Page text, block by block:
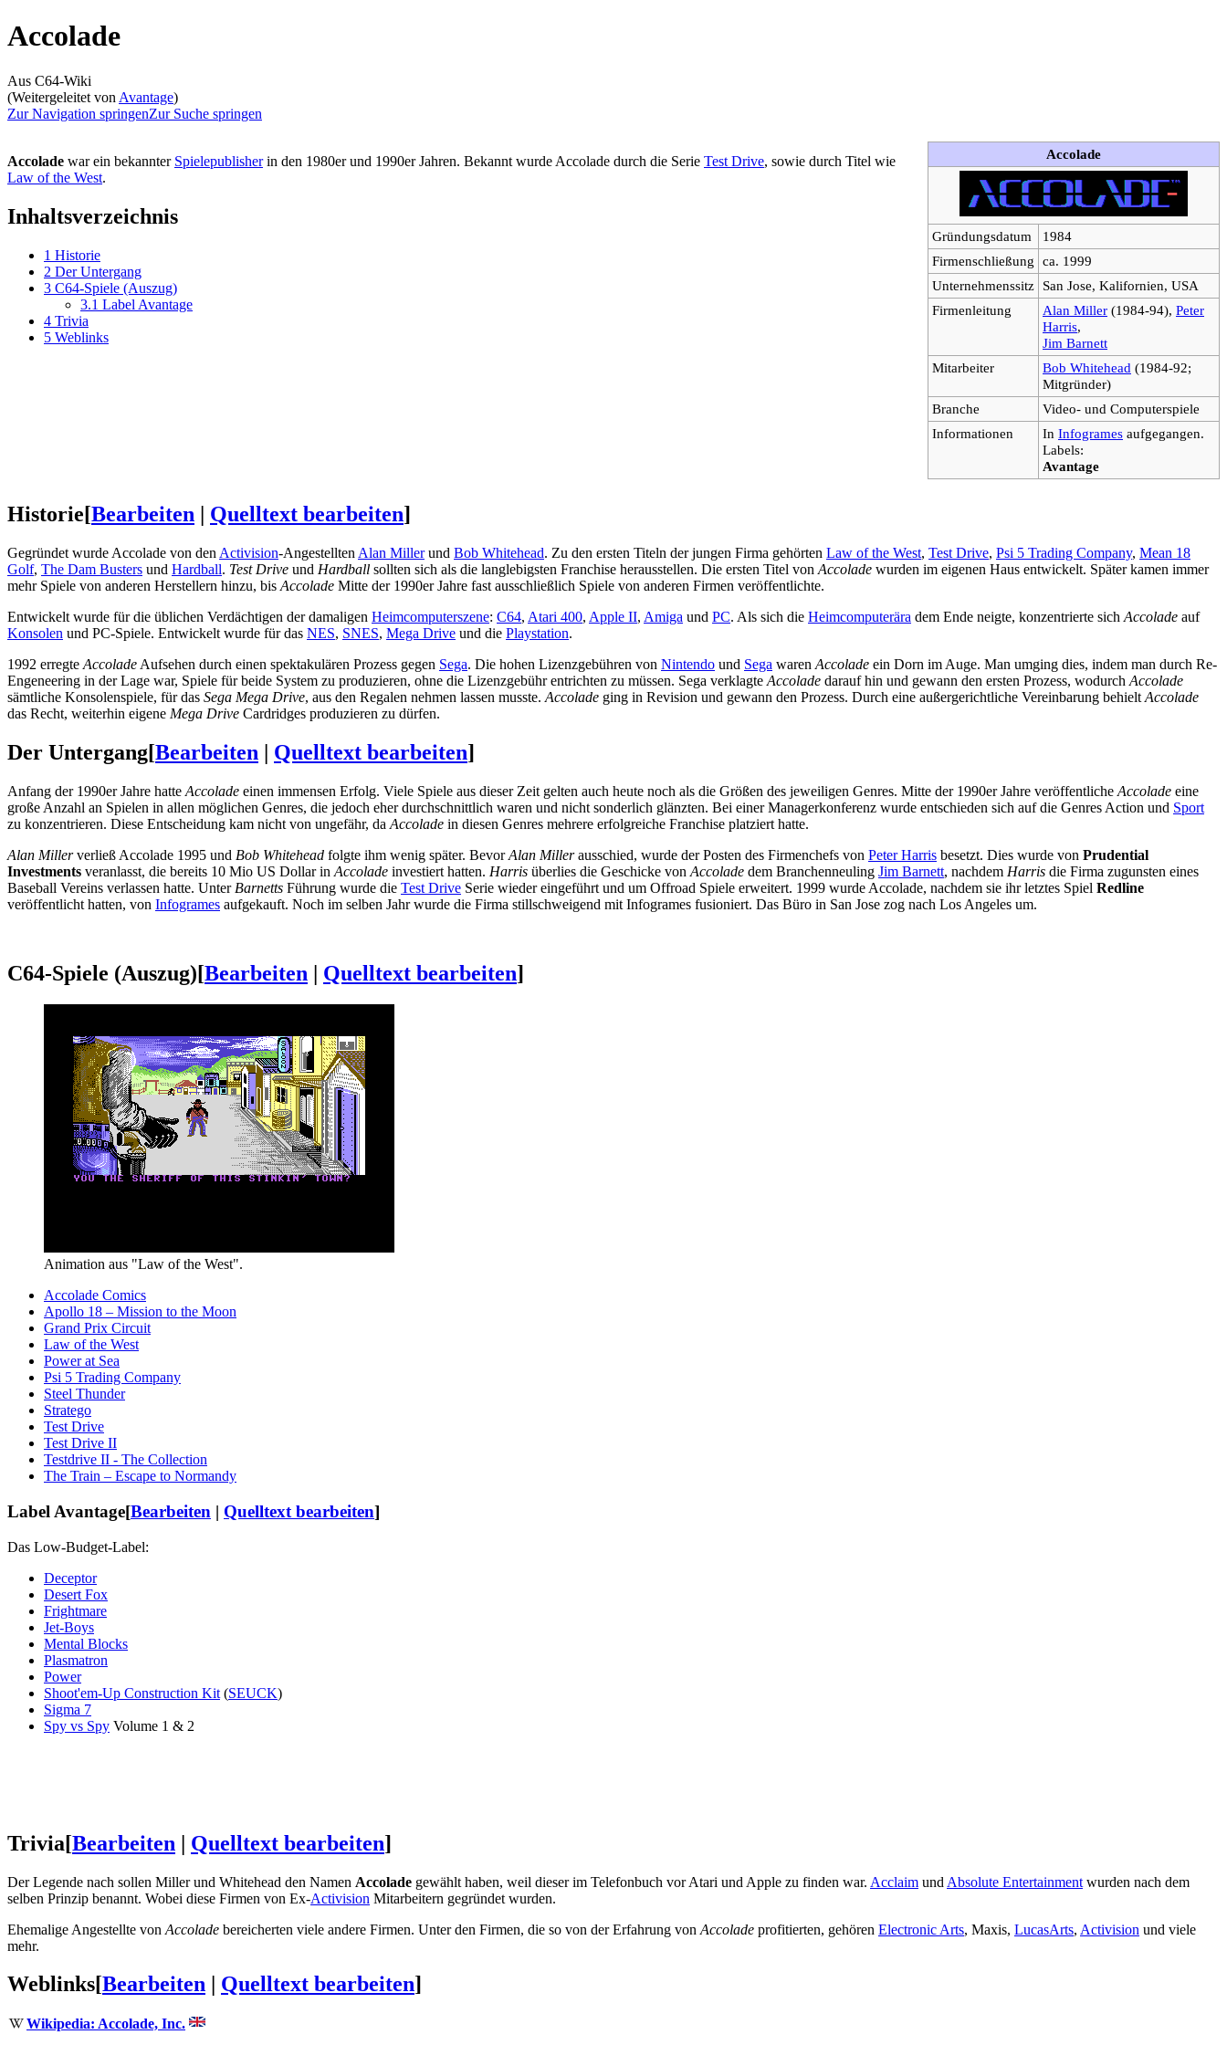
Accolade
Aus C64-Wiki
(Weitergeleitet von Avantage)
Zur Navigation springenZur Suche springen
Accolade
Gründungsdatum
1984
Firmenschließung ca. 1999
Unternehmenssitz San Jose, Kalifornien, USA
Firmenleitung
Alan Miller (1984-94), Peter
Harris,
Jim Barnett
Mitarbeiter
Bob Whitehead (1984-92;
Mitgründer)
Branche
Video- und Computerspiele
Informationen
In Infogrames aufgegangen.
Labels:
Avantage
Accolade war ein bekannter Spielepublisherin den 1980er und 1990er Jahren. Bekannt wurde Accolade durch die Serie Test Drive, sowie durch Titel wie
Law of the West.
Inhaltsverzeichnis
1 Historie
2 Der Untergang
3 C64-Spiele (Auszug)
3.1 Label Avantage
4 Trivia
5 Weblinks
Historie[Bearbeiten | Quelltext bearbeiten]
Gegründet wurde Accolade von den Activision-Angestellten Alan Millerund Bob Whitehead. Zu den ersten Titeln der jungen Firma gehörten Law of the West, Test Drive, Psi 5 Trading Company, Mean 18
Golf, The Dam Busters und Hardball. Test Drive und Hardball sollten sich als die langlebigsten Franchise herausstellen. Die ersten Titel von Accolade wurden im eigenen Haus entwickelt. Später kamen immer
mehr Spiele von anderen Herstellern hinzu, bis Accolade Mitte der 1990er Jahre fast ausschließlich Spiele von anderen Firmen veröffentlichte.
Entwickelt wurde für die üblichen Verdächtigen der damaligen Heimcomputerszene: C64, Atari 400, Apple II, Amiga und PC. Als sich die Heimcomputerära dem Ende neigte, konzentrierte sich Accolade auf
Konsolen und PC-Spiele. Entwickelt wurde für das NES, SNES, Mega Drive und die Playstation.
1992 erregte Accolade Aufsehen durch einen spektakulären Prozess gegen Sega. Die hohen Lizenzgebühren von Nintendo und Sega waren Accolade ein Dorn im Auge. Man umging dies, indem man durch Re-
Engeneering in der Lage war, Spiele für beide System zu produzieren, ohne die Lizenzgebühr entrichten zu müssen. Sega verklagte Accolade darauf hin und gewann den ersten Prozess, wodurch Accolade
sämtliche Konsolenspiele, für das Sega Mega Drive, aus den Regalen nehmen lassen musste. Accolade ging in Revision und gewann den Prozess. Durch eine außergerichtliche Vereinbarung behielt Accolade
das Recht, weiterhin eigene Mega Drive Cardridges produzieren zu dürfen.
Der Untergang[Bearbeiten | Quelltext bearbeiten]
Anfang der 1990er Jahre hatte Accolade einen immensen Erfolg. Viele Spiele aus dieser Zeit gelten auch heute noch als die Größen des jeweiligen Genres. Mitte der 1990er Jahre veröffentliche Accolade eine
große Anzahl an Spielen in allen möglichen Genres, die jedoch eher durchschnittlich waren und nicht sonderlich glänzten. Bei einer Managerkonferenz wurde entschieden sich auf die Genres Action und Sport
zu konzentrieren. Diese Entscheidung kam nicht von ungefähr, da Accolade in diesen Genres mehrere erfolgreiche Franchise platziert hatte.
Alan Millerverließ Accolade 1995 und Bob Whitehead folgte ihm wenig später. BevorAlan Millerausschied, wurde der Posten des Firmenchefs von Peter Harris besetzt. Dies wurde von Prudential
Investments veranlasst, die bereits 10 Mio US Dollar in Accolade investiert hatten. Harris überlies die Geschicke von Accolade dem Branchenneuling Jim Barnett, nachdem Harris die Firma zugunsten eines
Baseball Vereins verlassen hatte. Unter Barnetts Führung wurde die Test Drive Serie wieder eingeführt und um Offroad Spiele erweitert. 1999 wurde Accolade, nachdem sie ihr letztes Spiel Redline
veröffentlicht hatten, von Infogrames aufgekauft. Noch im selben Jahr wurde die Firma stillschweigend mit Infogrames fusioniert. Das Büro in San Jose zog nach Los Angeles um.
C64-Spiele (Auszug)[Bearbeiten Quelltext bearbeiten]
Animation aus "Law of the West".
Accolade Comics
Apollo 18 – Mission to the Moon
Grand Prix Circuit
Law of the West
Power at Sea
Psi 5 Trading Company
Steel Thunder
Stratego
Test Drive
Test Drive II
Testdrive II - The Collection
The Train – Escape to Normandy
Label Avantage[Bearbeiten | Quelltext bearbeiten]
Das Low-Budget-Label:
Deceptor
Desert Fox
Frightmare
Jet-Boys
Mental Blocks
Plasmatron
Power
Shoot'em-Up Construction Kit (SEUCK)
Sigma 7
Spy vs Spy Volume 1 & 2
Trivia[Bearbeiten | Quelltext bearbeiten]
Der Legende nach sollen Miller und Whitehead den Namen Accolade gewählt haben, weil dieser im Telefonbuch vor Atari und Apple zu finden war. Acclaim und Absolute Entertainment wurden nach dem
selben Prinzip benannt. Wobei diese Firmen von Ex-Activision Mitarbeitern gegründet wurden.
Ehemalige Angestellte von Accolade bereicherten viele andere Firmen. Unter den Firmen, die so von der Erfahrung von Accolade profitierten, gehören Electronic Arts, Maxis, LucasArts, Activision und viele
mehr.
Weblinks[Bearbeiten Quelltext bearbeiten]
Wikipedia: Accolade, Inc.